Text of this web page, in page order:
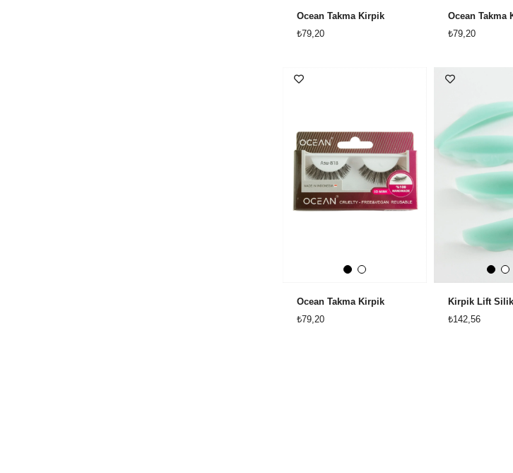
Ocean Takma Kirpik
₺79,20
Ocean Takma
₺79,20
Ocean Takma Kirpik
₺79,20
₺142,56